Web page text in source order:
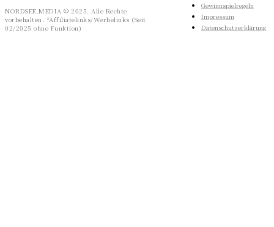
NORDSEE.MEDIA © 2025. Alle Rechte
vorbehalten. *Affiliatelinks/Werbelinks (Seit
02/2025 ohne Funktion)
Gewinnspielregeln
Impressum
Datenschutzerklärung